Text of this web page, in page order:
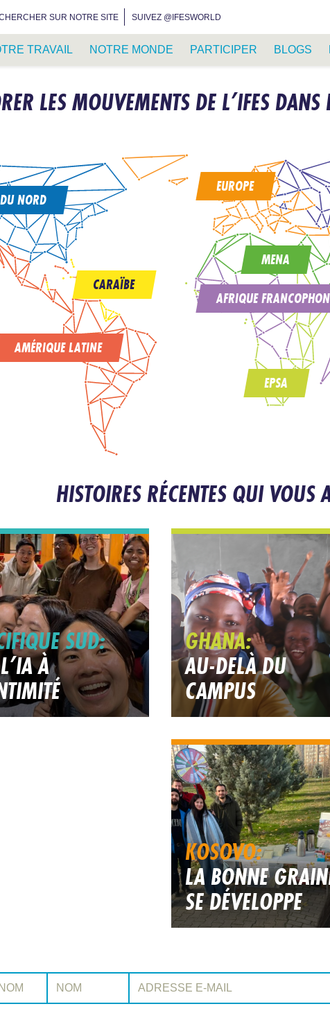
SUR NOTRE SITE SUIVEZ @IFESWORLD
TRAVAIL NOTRE MONDE PARTICIPER BLOGS
LES MOUVEMENTS DE L’IFES
EPSA
MENA
CARAÏBE
EUROPE
AMÉRIQUE LATINE
NORD
AFRIQUE
HISTOIRES RÉCENTES QUI VOUS
SUD:
À
GHANA:
AU-DELÀ DU
CAMPUS
KOSOVO:
LA BONNE
SE DÉVELOPPE
Nom: Adresse e-mail: